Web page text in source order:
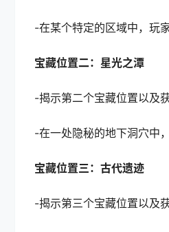
-在某个特定的区域中，玩
宝藏位置二：星光之潭
-揭示第二个宝藏位置以及获
-在一处隐秘的地下洞穴中
宝藏位置三：古代遗迹
-揭示第三个宝藏位置以及获